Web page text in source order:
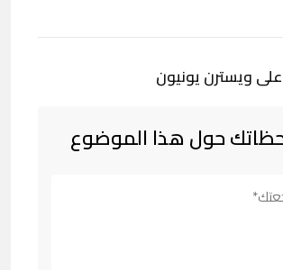
على ويسترن يونيون
حول هذا الموضوع